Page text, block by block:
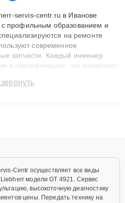
servis-centr.ru в Иванове
профильным образованием и
на ремонте
современное
запчасти. Каждый инженер
и сертификацию, что позволяет
до 3 лет. Наши мастера
Centr осуществляет все виды
модели GT 4921. Сервис
высокоточную диагностику
цены. Передать технику на